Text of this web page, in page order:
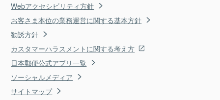
Webアクセシビリティ方針
お客さま本位の業務運営に関する基本方針
勧誘方針
カスタマーハラスメントに関する考え方
日本郵便公式アプリ一覧
ソーシャルメディア
サイトマップ